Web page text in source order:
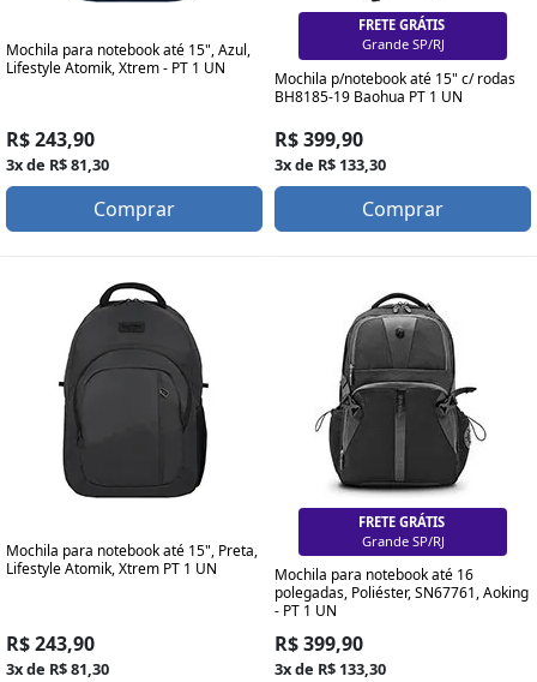
Mochila para notebook até 15", Azul,
Lifestyle Atomik, Xtrem - PT 1 UN
R$ 243,90
3x de R$ 81,30
Comprar
FRETE GRÁTIS
Grande SP/RJ
Mochila p/notebook até 15" c/ rodas
BH8185-19 Baohua PT 1 UN
R$ 399,90
3x de R$ 133,30
Comprar
Mochila para notebook até 15", Preta,
Lifestyle Atomik, Xtrem PT 1 UN
R$ 243,90
3x de R$ 81,30
FRETE GRÁTIS
Grande SP/RJ
Mochila para notebook até 16
polegadas, Poliéster, SN67761, Aoking
- PT 1 UN
R$ 399,90
3x de R$ 133,30